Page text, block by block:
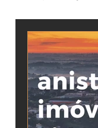
Cartório
Mentoria